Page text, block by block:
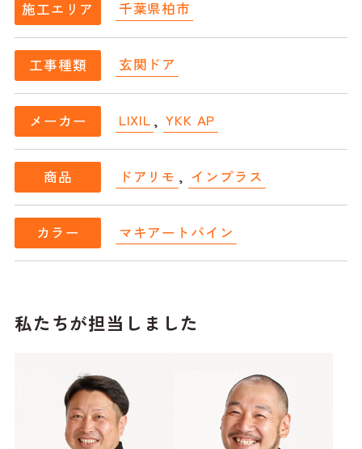
施工エリア 千葉県柏市
工事種類 玄関ドア
メーカー LIXIL , YKK AP
商品 ドアリモ , インプラス
カラー マキアートパイン
私たちが担当しました